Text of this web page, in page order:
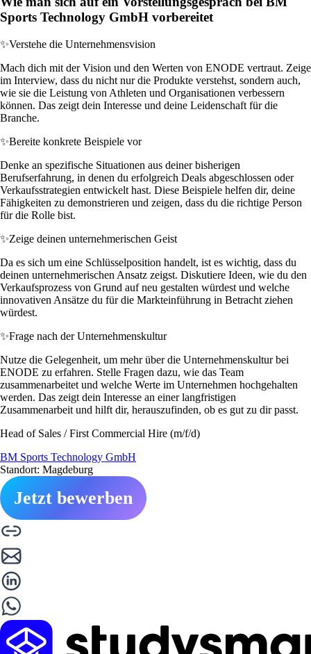
Sports Technology GmbH vorbereitet
✨Verstehe die Unternehmensvision
Mach dich mit der Vision und den Werten von ENODE vertraut. Zeige
im Interview, dass du nicht nur die Produkte verstehst, sondern auch,
wie sie die Leistung von Athleten und Organisationen verbessern
können. Das zeigt dein Interesse und deine Leidenschaft für die
Branche.
✨Bereite konkrete Beispiele vor
Denke an spezifische Situationen aus deiner bisherigen
Berufserfahrung, in denen du erfolgreich Deals abgeschlossen oder
Verkaufsstrategien entwickelt hast. Diese Beispiele helfen dir, deine
Fähigkeiten zu demonstrieren und zeigen, dass du die richtige Person
für die Rolle bist.
✨Zeige deinen unternehmerischen Geist
Da es sich um eine Schlüsselposition handelt, ist es wichtig, dass du
deinen unternehmerischen Ansatz zeigst. Diskutiere Ideen, wie du den
Verkaufsprozess von Grund auf neu gestalten würdest und welche
innovativen Ansätze du für die Markteinführung in Betracht ziehen
würdest.
✨Frage nach der Unternehmenskultur
Nutze die Gelegenheit, um mehr über die Unternehmenskultur bei
ENODE zu erfahren. Stelle Fragen dazu, wie das Team
zusammenarbeitet und welche Werte im Unternehmen hochgehalten
werden. Das zeigt dein Interesse an einer langfristigen
Zusammenarbeit und hilft dir, herauszufinden, ob es gut zu dir passt.
Head of Sales / First Commercial Hire (m/f/d)
BM Sports Technology GmbH
Standort: Magdeburg
Jetzt bewerben